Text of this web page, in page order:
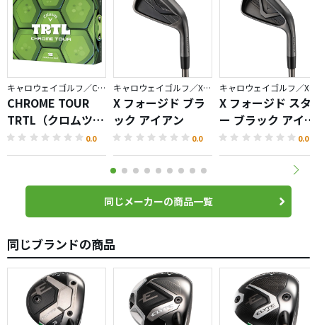
キャロウェイゴルフ／CHROME
CHROME TOUR
TRTL（クロムツア
ータートル）ボー
ル
0.0
キャロウェイゴルフ／X FORGED
X フォージド ブラ
ック アイアン
0.0
X フォージド スタ
ー ブラック アイア
ン
0.0
同じメーカーの商品一覧
同じブランドの商品